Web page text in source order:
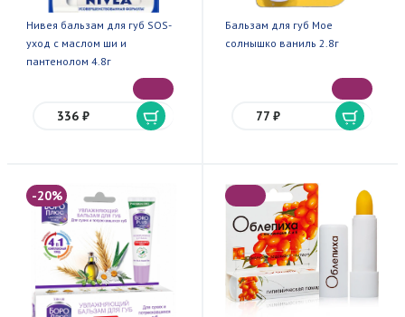
Нивея бальзам для губ SOS-
уход с маслом ши и
пантенолом 4.8г
336 ₽
Бальзам для губ Мое
солнышко ваниль 2.8г
77 ₽
-20%